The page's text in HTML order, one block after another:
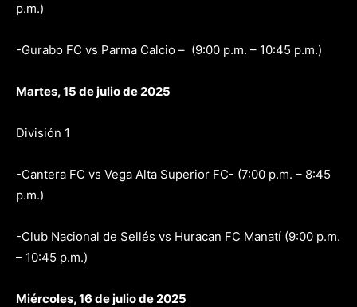
p.m.)
-Gurabo FC vs Parma Calcio – (9:00 p.m. – 10:45 p.m.)
Martes, 15 de julio de 2025
División 1
-Cantera FC vs Vega Alta Superior FC- (7:00 p.m. – 8:45
p.m.)
-Club Nacional de Sellés vs Huracan FC Manatí (9:00 p.m.
– 10:45 p.m.)
Miércoles, 16 de julio de 2025